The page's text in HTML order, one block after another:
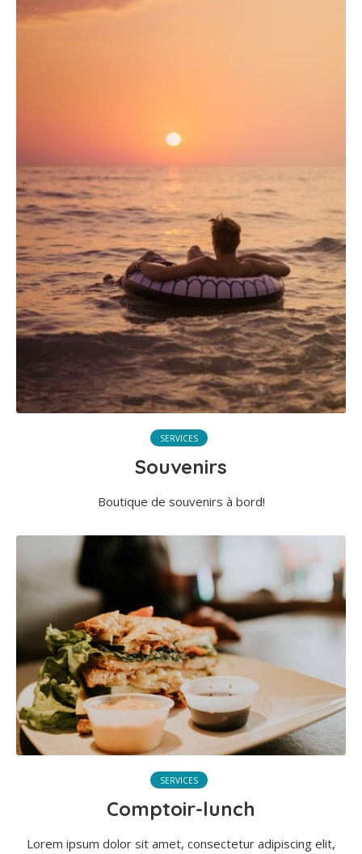
SERVICES
Souvenirs
Boutique de souvenirs à bord!
SERVICES
Comptoir-lunch
Lorem ipsum dolor sit amet, consectetur adipiscing elit,